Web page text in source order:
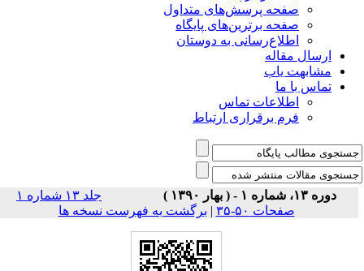
صفحه پرسش‌های متداول
صفحه برترین‌های پایگاه
اطلاع‌رسانی به دوستان
ارسال مقاله
مشابهت یاب
تماس با ما
اطلاعات تماس
فرم برقراری ارتباط
دوره ۱۳، شماره ۱ - ( بهار ۱۳۹۰ )
جلد ۱۳ شماره ۱
صفحات ۵۰-۳۵
|برگشت به فهرست نسخه ها